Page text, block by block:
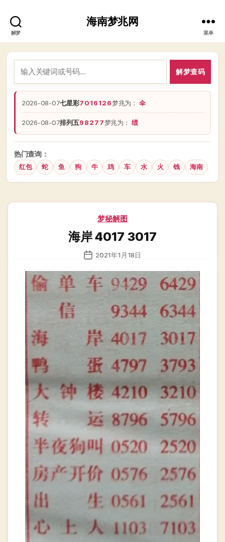
解梦
海南梦兆网
菜单
解梦查码
2026-08-07七星彩7016126梦兆为：伞
2026-08-07排列五98277梦兆为：绩
热门查询：
红包 蛇 鱼 狗 牛 鸡 车 水 火 钱 海南
分
梦秘解图
海岸 4017 3017
发
日
期
2021年1月18日